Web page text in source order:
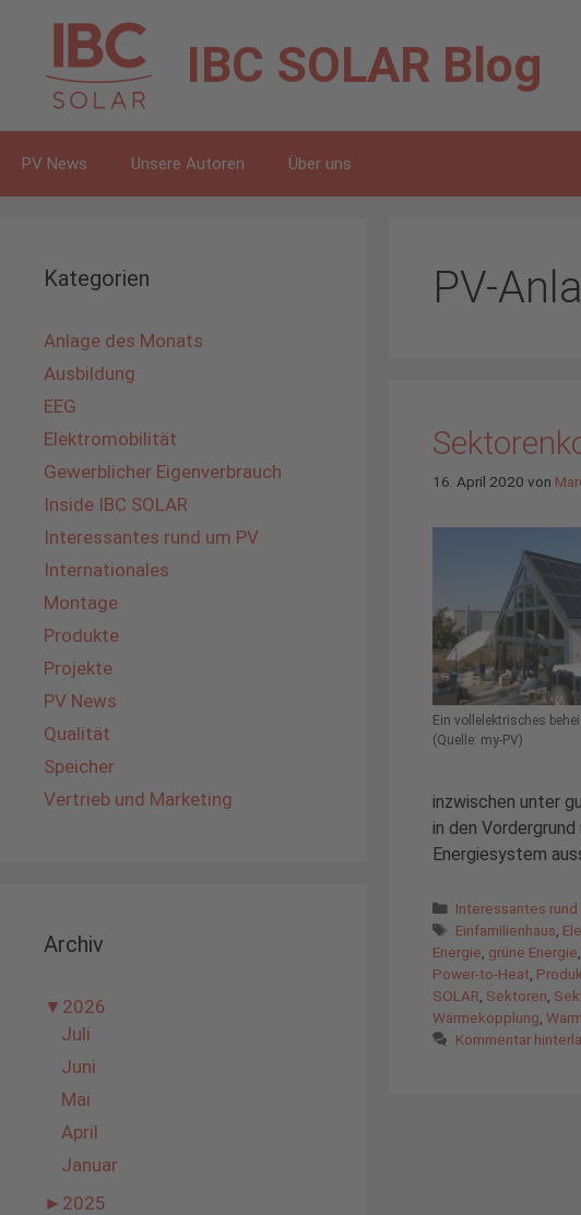
springen
IBC SOLAR Blog
PV News Unsere Autoren Über uns
PV-
16. April 2020 von
Ein vollelektrisches
(Quelle: my-PV)
inzwischen unter
in den
Energiesystem
Kategorien
Interessantes rund
Schlagwörter
Einfamilienhaus
Energie grüne Energie
Power-to-Heat
SOLAR Sektoren
Wärmekopplung
Kommentar
Kategorien
Anlage des Monats
Ausbildung
EEG
Elektromobilität
Gewerblicher Eigenverbrauch
Inside IBC SOLAR
Interessantes rund um PV
Internationales
Montage
Produkte
Projekte
PV News
Qualität
Speicher
Vertrieb und Marketing
Archiv
▼ 2026
Juli
Juni
Mai
April
Januar
► 2025